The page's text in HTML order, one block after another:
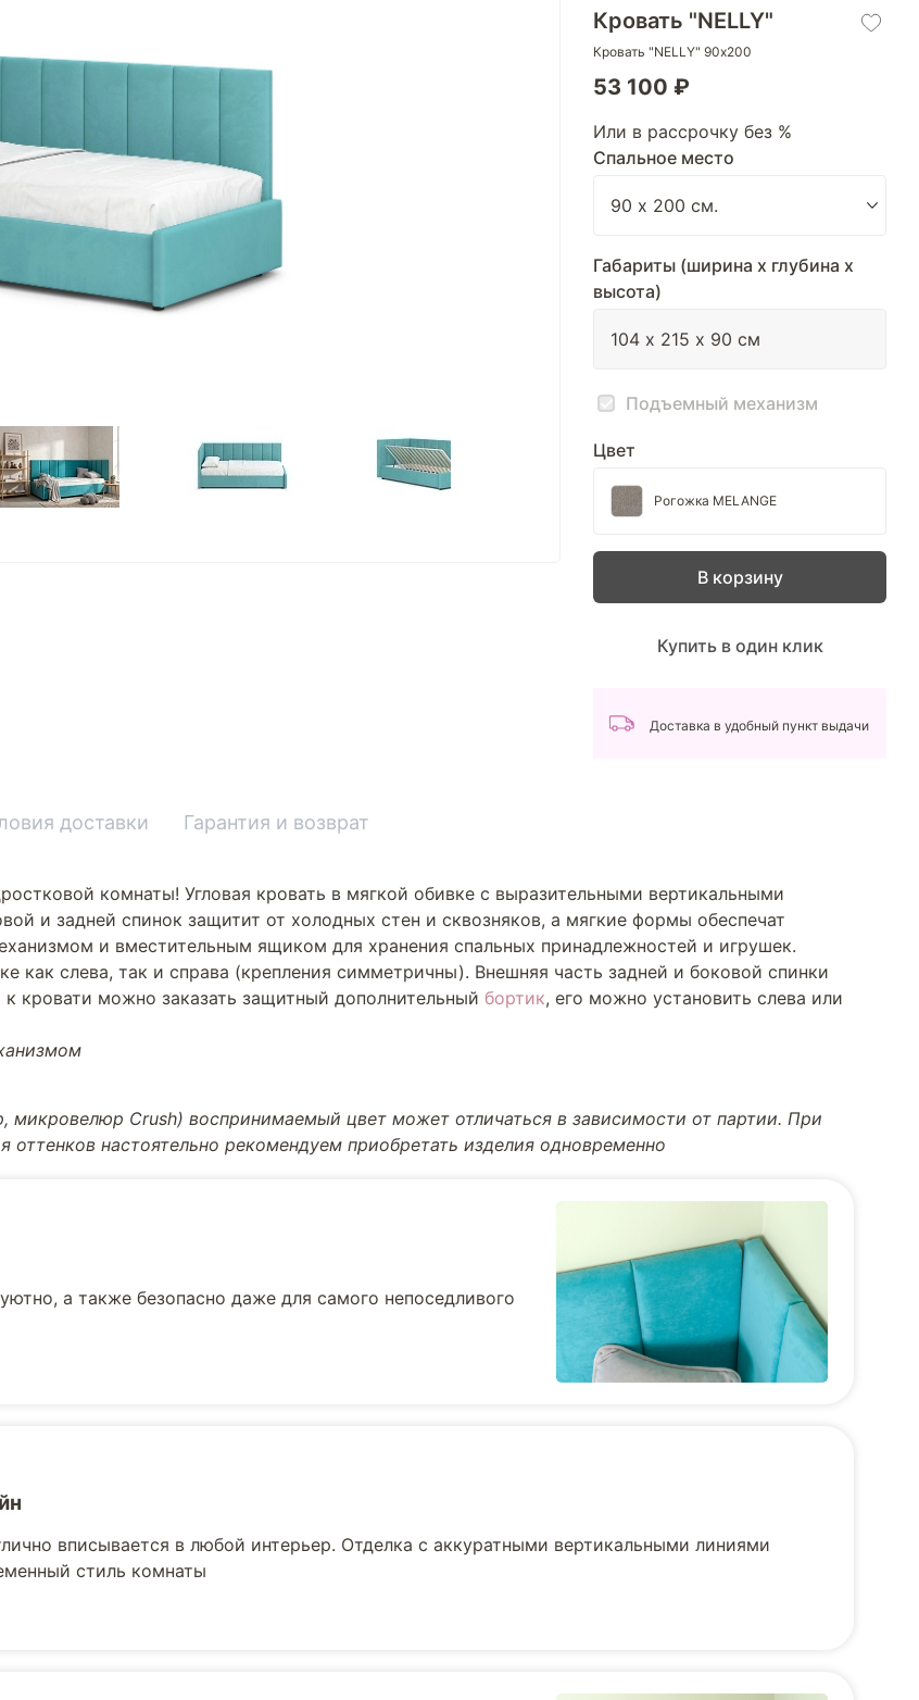
Кровать "NELLY"
Кровать "NELLY" 90х200
53 100 ₽
Или в рассрочку без %
Спальное место
Габариты (ширина х глубина х
высота)
Подъемный механизм
Цвет
Рогожка MELANGE
В корзину
Купить в один клик
Доставка в удобный пункт выдачи
доставки Гарантия и возврат
комнаты! Угловая кровать в мягкой обивке с выразительными вертикальными
и задней спинок защитит от холодных стен и сквозняков, а мягкие формы обеспечат
и вместительным ящиком для хранения спальных принадлежностей и игрушек.
как слева, так и справа (крепления симметричны). Внешняя часть задней и боковой спинки
кровати можно заказать защитный дополнительный бортик, его можно установить слева или
микровелюр Crush) воспринимаемый цвет может отличаться в зависимости от партии. При
оттенков настоятельно рекомендуем приобретать изделия одновременно
а также безопасно даже для самого непоседливого
вписывается в любой интерьер. Отделка с аккуратными вертикальными линиями
стиль комнаты